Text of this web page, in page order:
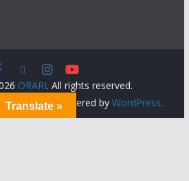
ORARI. All rights reserved.
Powered by WordPress.
Translate »